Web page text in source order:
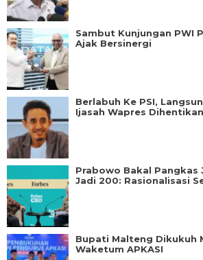
Sambut Kunjungan PWI
Ajak Bersinergi
Berlabuh Ke PSI,
Ijasah Wapres Dihentikan
Prabowo Bakal Pangkas
Jadi 200: Rasionalisasi
Bupati Malteng Dikukuh
Waketum APKASI